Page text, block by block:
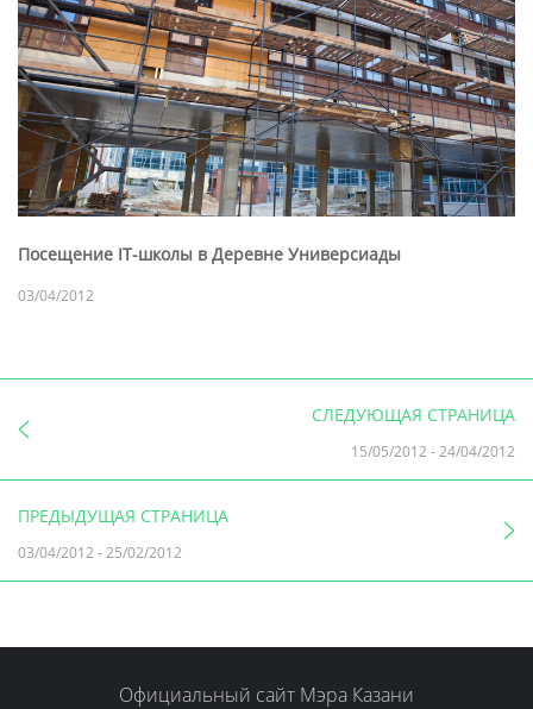
Посещение IT-школы в Деревне Универсиады
03/04/2012
СЛЕДУЮЩАЯ СТРАНИЦА
15/05/2012 -24/04/2012
ПРЕДЫДУЩАЯ СТРАНИЦА
03/04/2012 -25/02/2012
Официальный сайт Мэра Казани